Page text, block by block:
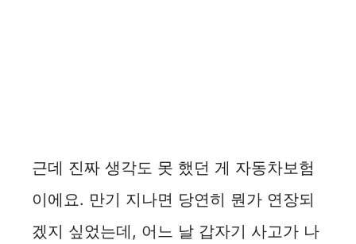
근데 진짜 생각도 못 했던 게 자동차보험
이에요. 만기 지나면 당연히 뭔가 연장되
겠지 싶었는데, 어느 날 갑자기 사고가 나